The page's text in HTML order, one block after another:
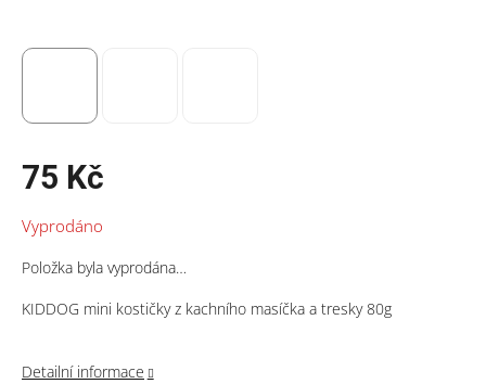
75 Kč
cena:
Vyprodáno
Položka byla vyprodána…
KIDDOG mini kostičky z kachního masíčka a tresky 80g
Detailní informace